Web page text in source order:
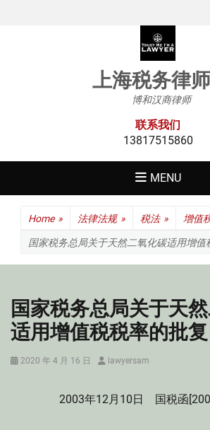
上海税务律
博和汉商律师
联系我们
13817515860
MENU
Home » 法律法规 » 税法 » 增值
国家税务总局关于天然二氧化碳适用增值
国家税务总局关于天
适用增值税税率的批复
Posted
2020 年 4 月 16 日 Authorlawyersam
2003年12月10日 国税函